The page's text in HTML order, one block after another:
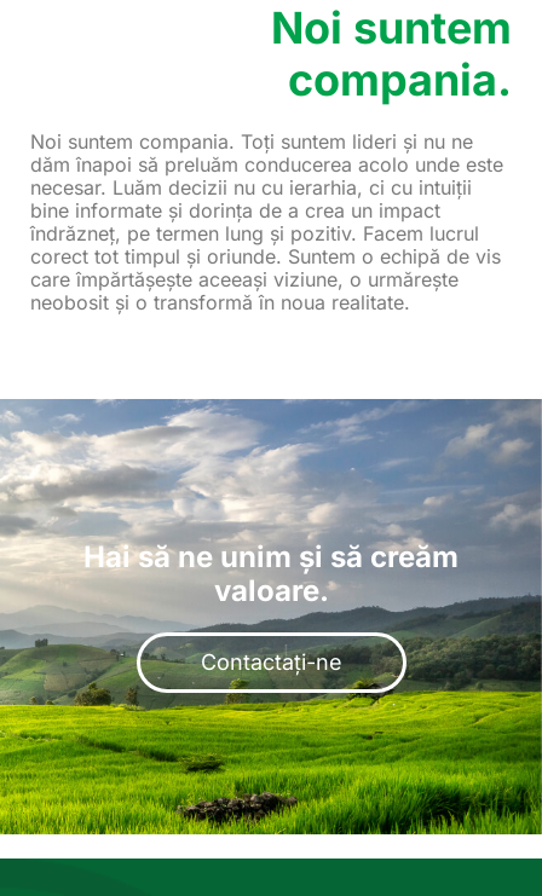
Noi suntem
compania.
Noi suntem compania. Toți suntem lideri și nu ne
dăm înapoi să preluăm conducerea acolo unde este
necesar. Luăm decizii nu cu ierarhia, ci cu intuiții
bine informate și dorința de a crea un impact
îndrăzneț, pe termen lung și pozitiv. Facem lucrul
corect tot timpul și oriunde. Suntem o echipă de vis
care împărtășește aceeași viziune, o urmărește
neobosit și o transformă în noua realitate.
Hai să ne unim și să creăm
valoare.
Contactați-ne